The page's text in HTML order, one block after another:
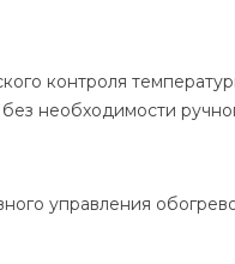
контроля
необходимости
управления